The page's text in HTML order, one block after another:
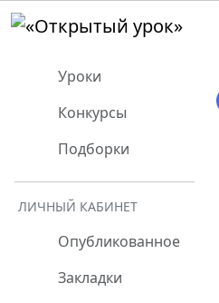
Уроки
Конкурсы
Подборки
ЛИЧНЫЙ КАБИНЕТ
Опубликованное
Закладки